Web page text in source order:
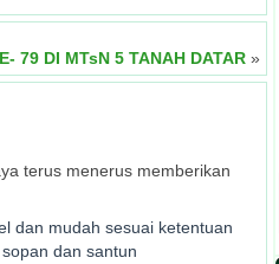
79 DI MTsN 5 TANAH DATAR »
terus menerus memberikan
dan mudah sesuai ketentuan
dan santun